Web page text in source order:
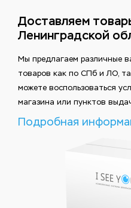
Доставляем
Ленинградской
Мы предлагаем различные
товаров как по СПб и ЛО,
можете воспользоваться
магазина или пунктов
Подробная